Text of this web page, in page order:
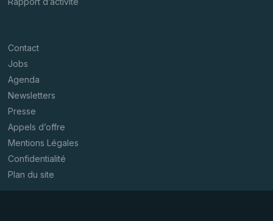
Contact
Jobs
Agenda
Newsletters
Presse
Appels d’offre
Mentions Légales
Confidentialité
Plan du site